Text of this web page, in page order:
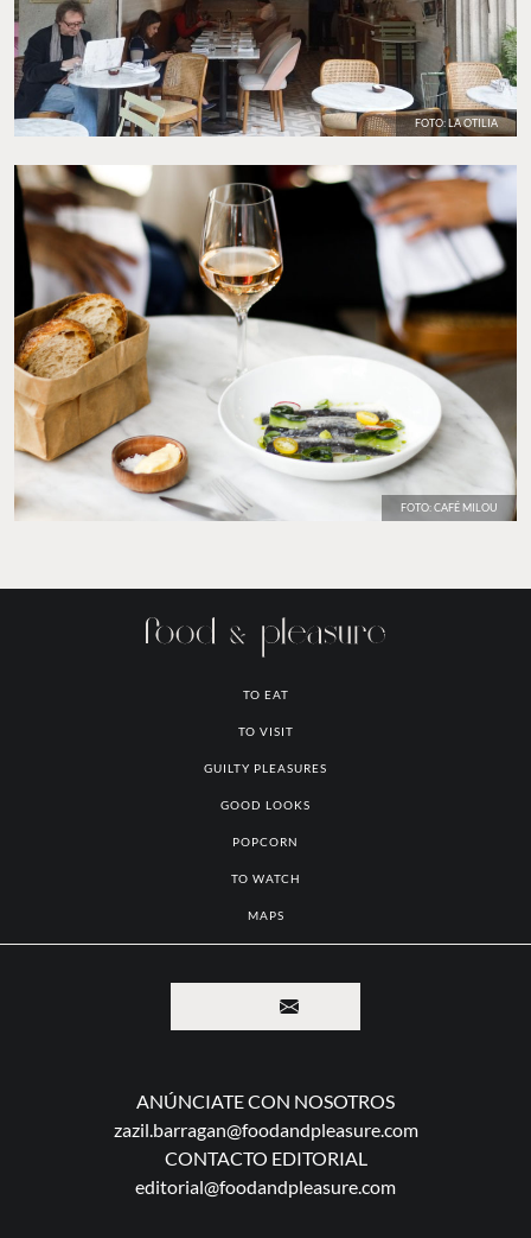
ANÚNCIATE CON NOSOTROS
zazil.barragan@foodandpleasure.com
CONTACTO EDITORIAL